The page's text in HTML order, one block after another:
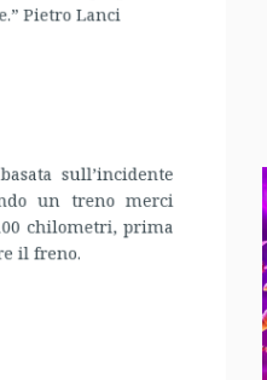
un treno merci
il freno.